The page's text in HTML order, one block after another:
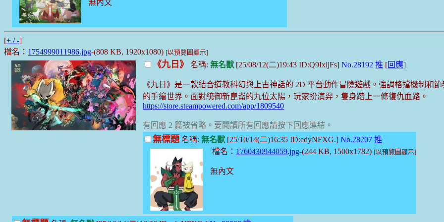
無內文
[+ / -]
檔名： 1754999011986.jpg-(808 KB, 1920x1080) [以預覽圖顯示]
《九日》 名稱:無名獸 [25/08/12(二)19:43 ID:Q9IxijFs]No.28192 推 [回應]
《九日》是一款結合道教科幻與上古神話的 2D 平台動作冒險遊戲。強調格擋機制和
的手繪世界。面對統御新崑崙的九位太陽，玩家扮演羿，隻身踏上一條復仇血路。
https://store.steampowered.com/app/1809540
有回應 2 篇被省略。要閱讀所有回應請按下回應連結。
無標題 名稱:無名獸 [25/10/14(二)16:35 ID:edyNFXG.]No.28207 推
檔名： 1760430944059.jpg-(244 KB, 1500x1782) [以預覽圖顯示]
無內文